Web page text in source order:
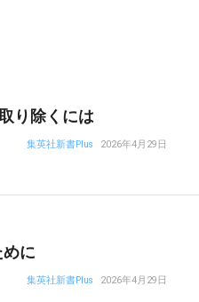
り除くには
集英社新書Plus 2026年4月29日
に
集英社新書Plus 2026年4月29日